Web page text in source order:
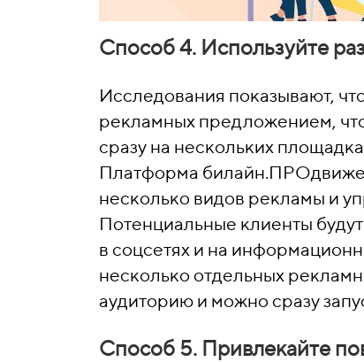
Способ 4. Используйте
Исследования показывают,
рекламных предложением,
сразу на нескольких
Платформа
несколько видов рекламы и
Потенциальные клиенты
в соцсетях и на
несколько отдельных
аудиторию и можно сразу
Способ 5. Привлекайте